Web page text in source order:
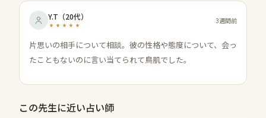
Y.T （20代） 3週間前
片思いの相手について相談。彼の性格や態度について、会っ
たこともないのに言い当てられて鳥肌でした。
この先生に近い占い師